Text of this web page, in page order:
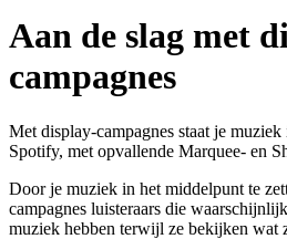
Aan de slag met
campagnes
Met display-campagnes staat je
Spotify, met opvallende Marquee- en
Door je muziek in het middelpunt te
campagnes luisteraars die
muziek hebben terwijl ze bekijken wat